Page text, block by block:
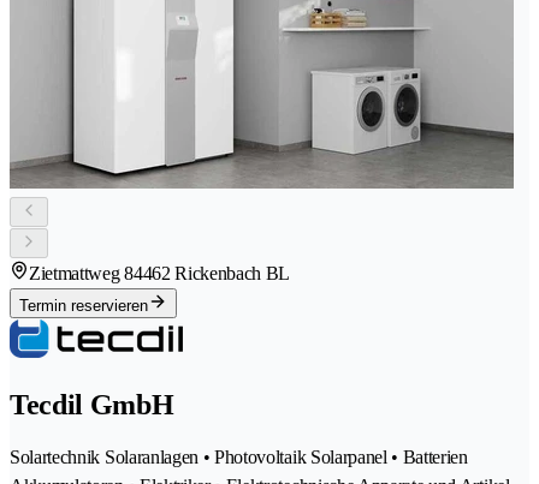
Zietmattweg 84462 Rickenbach BL
Termin reservieren
Tecdil GmbH
Solartechnik Solaranlagen • Photovoltaik Solarpanel • Batterien